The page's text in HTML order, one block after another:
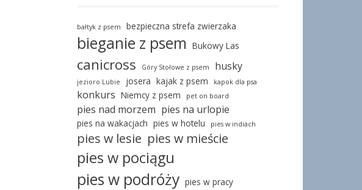
bałtyk z psem bezpieczna strefa zwierzaka
bieganie z psem Bukowy Las
canicross Góry Stołowe z psem husky
jezioro Lubie josera kajak z psem kapok dla psa
konkurs Niemcy z psem pet on board
pies nad morzem pies na urlopie
pies na wakacjach pies w hotelu pies w indiach
pies w lesie pies w mieście
pies w pociągu
pies w podróży pies w pracy